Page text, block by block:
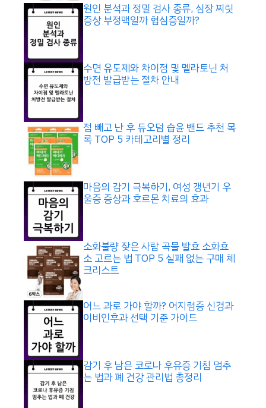
원인 분석과 정밀 검사 종류, 심장 찌릿
증상 부정맥일까 협심증일까?
수면 유도제와 차이점 및 멜라토닌 처
방전 발급받는 절차 안내
점 빼고 난 후 듀오덤 습윤 밴드 추천 목
록 TOP 5 카테고리별 정리
마음의 감기 극복하기, 여성 갱년기 우
울증 증상과 호르몬 치료의 효과
소화불량 잦은 사람 곡물 발효 소화효
소 고르는 법 TOP 5 실패 없는 구매 체
크리스트
어느 과로 가야 할까? 어지럼증 신경과
이비인후과 선택 기준 가이드
감기 후 남은 코로나 후유증 기침 멈추
는 법과 폐 건강 관리법 총정리